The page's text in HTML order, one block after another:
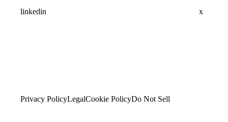
linkedin x
Privacy PolicyLegalCookie PolicyDo Not Sell